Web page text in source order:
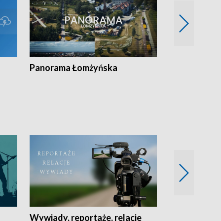
Panorama Łomżyńska
Wywiady, reportaże, relacje